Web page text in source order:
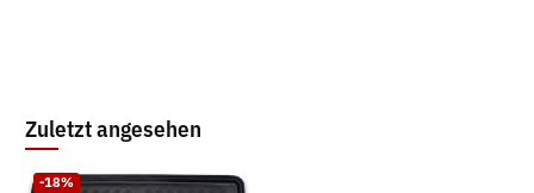
Zuletzt angesehen
-18%